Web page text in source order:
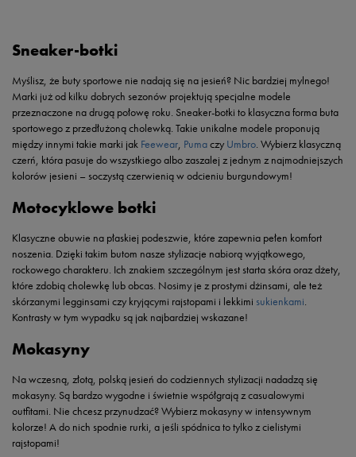
Sneaker-botki
Myślisz, że buty sportowe nie nadają się na jesień? Nic bardziej mylnego!
Marki już od kilku dobrych sezonów projektują specjalne modele
przeznaczone na drugą połowę roku. Sneaker-botki to klasyczna forma buta
sportowego z przedłużoną cholewką. Takie unikalne modele proponują
między innymi takie marki jak Feewear, Pumaczy Umbro. Wybierz klasyczną
czerń, która pasuje do wszystkiego albo zaszalej z jednym z najmodniejszych
kolorów jesieni – soczystą czerwienią w odcieniu burgundowym!
Motocyklowe botki
Klasyczne obuwie na płaskiej podeszwie, które zapewnia pełen komfort
noszenia. Dzięki takim butom nasze stylizacje nabiorą wyjątkowego,
rockowego charakteru. Ich znakiem szczególnym jest starta skóra oraz dżety,
które zdobią cholewkę lub obcas. Nosimy je z prostymi dżinsami, ale też
skórzanymi legginsami czy kryjącymi rajstopami i lekkimi sukienkami.
Kontrasty w tym wypadku są jak najbardziej wskazane!
Mokasyny
Na wczesną, złotą, polską jesień do codziennych stylizacji nadadzą się
mokasyny. Są bardzo wygodne i świetnie współgrają z casualowymi
outfitami. Nie chcesz przynudzać? Wybierz mokasyny w intensywnym
kolorze! A do nich spodnie rurki, a jeśli spódnica to tylko z cielistymi
rajstopami!